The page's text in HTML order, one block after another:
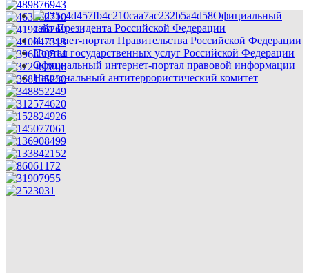
Официальный
сайт Президента Российской Федерации
Интернет-портал Правительства Российской Федерации
Портал государственных услуг Российской Федерации
Официальный интернет-портал правовой информации
Национальный антитеррористический комитет